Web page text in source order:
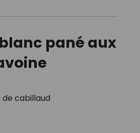
pané aux
de cabillaud